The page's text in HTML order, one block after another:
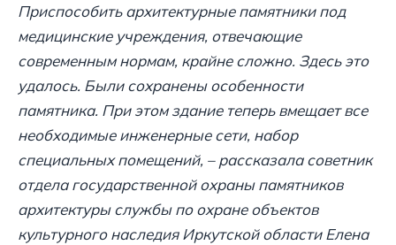
Приспособить архитектурные памятники под
медицинские учреждения, отвечающие
современным нормам, крайне сложно. Здесь это
удалось. Были сохранены особенности
памятника. При этом здание теперь вмещает все
необходимые инженерные сети, набор
специальных помещений, – рассказала советник
отдела государственной охраны памятников
архитектуры службы по охране объектов
культурного наследия Иркутской области Елена